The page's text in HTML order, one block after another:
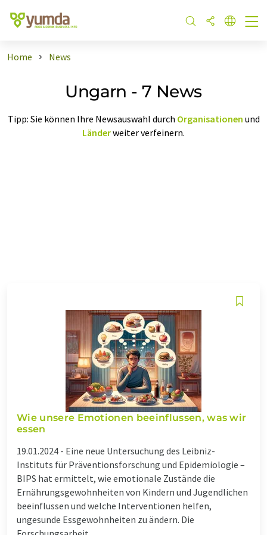
Home News
Ungarn - 7 News
Tipp: Sie können Ihre Newsauswahl durch Organisationen und
Länderweiter verfeinern.
Wie unsere Emotionen beeinflussen, was wir
essen
19.01.2024 - Eine neue Untersuchung des Leibniz-
Instituts für Präventionsforschung und Epidemiologie –
BIPS hat ermittelt, wie emotionale Zustände die
Ernährungsgewohnheiten von Kindern und Jugendlichen
beeinflussen und welche Interventionen helfen,
ungesunde Essgewohnheiten zu ändern. Die